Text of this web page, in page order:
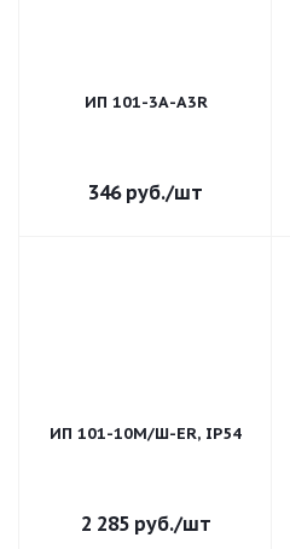
ИП 101-3А-А3R
346руб./шт
ИП 101-10М/Ш-ER, IP54
2 285руб./шт